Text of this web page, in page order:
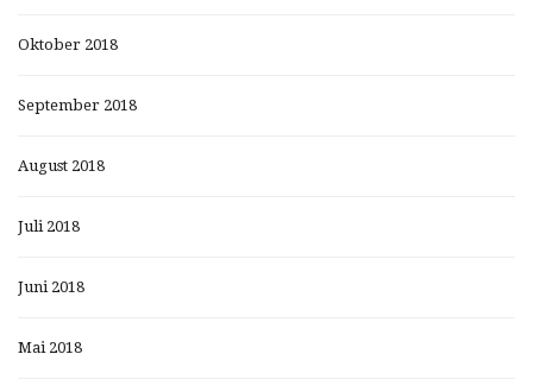
Oktober 2018
September 2018
August 2018
Juli 2018
Juni 2018
Mai 2018